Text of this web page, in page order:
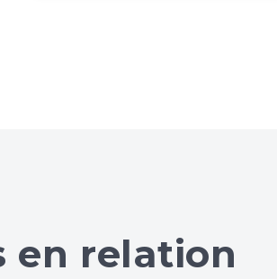
en relation